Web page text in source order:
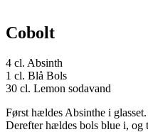
Cobolt
4 cl. Absinth
1 cl. Blå Bols
30 cl. Lemon sodavand
Først hældes Absinthe i glasset.
Derefter hældes bols blue i, og